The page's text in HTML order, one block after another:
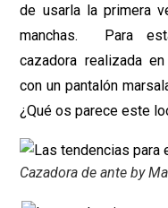
de usarla la primera
manchas. Para
cazadora realizada
con un pantalón
¿Qué os parece este
Cazadora de ante by